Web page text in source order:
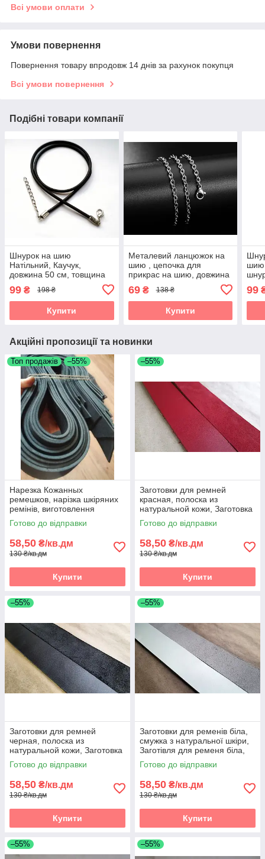
Всі умови оплати
Умови повернення
Повернення товару впродовж 14 днів за рахунок покупця
Всі умови повернення
Подібні товари компанії
Шнурок на шию
Натільний, Каучук,
довжина 50 см, товщина
99 ₴ 198 ₴
Купити
Металевий ланцюжок на
шию , цепочка для
прикрас на шию, довжина
мм(без кулона)
69₴ 138 ₴
Купити
шию,
для
99
Акційні пропозиції та новинки
Топ продажів –55%
Нарезка Кожанных
ремешков, нарізка шкіряних
ремінів, виготовлення
шкіряних ремішків, Нарізка
полос зі шкіри
Готово до відправки
58,50 ₴/кв.дм
130 ₴/кв.дм
Купити
–55%
Заготовки для ремней
красная, полоска из
натуральной кожи, Заготовка
для ременя червона,
полоски зі шкіри
Готово до відправки
58,50 ₴/кв.дм
130 ₴/кв.дм
Купити
–55%
Заготовки для ремней
черная, полоска из
натуральной кожи, Заготовка
для ременя чорна, полоски зі
шкіри
Готово до відправки
58,50 ₴/кв.дм
130 ₴/кв.дм
Купити
–55%
Заготовки для ременів біла,
смужка з натуральної шкіри,
Заготівля для ременя біла,
смужки зі шкіри
Готово до відправки
58,50 ₴/кв.дм
130 ₴/кв.дм
Купити
–55% –55%